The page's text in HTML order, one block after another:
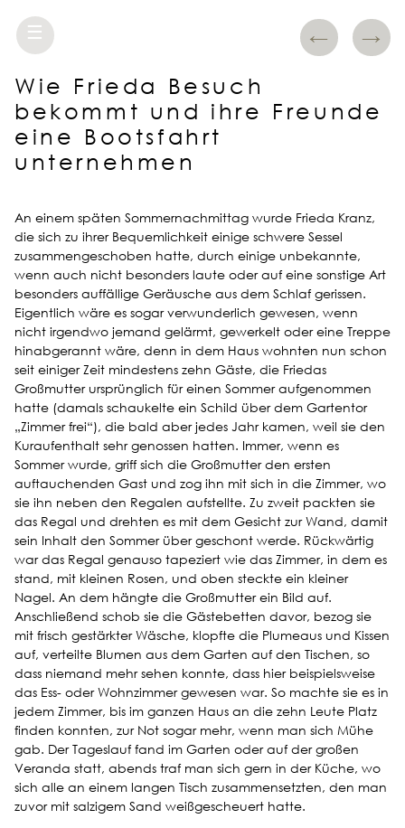
☰ ← →
Wie Frieda Besuch
bekommt und ihre Freunde
eine Bootsfahrt
unternehmen
An einem späten Sommernachmittag wurde Frieda Kranz,
die sich zu ihrer Bequemlichkeit einige schwere Sessel
zusammengeschoben hatte, durch einige unbekannte,
wenn auch nicht besonders laute oder auf eine sonstige Art
besonders auffällige Geräusche aus dem Schlaf gerissen.
Eigentlich wäre es sogar verwunderlich gewesen, wenn
nicht irgendwo jemand gelärmt, gewerkelt oder eine Treppe
hinabgerannt wäre, denn in dem Haus wohnten nun schon
seit einiger Zeit mindestens zehn Gäste, die Friedas
Großmutter ursprünglich für einen Sommer aufgenommen
hatte (damals schaukelte ein Schild über dem Gartentor
„Zimmer frei“), die bald aber jedes Jahr kamen, weil sie den
Kuraufenthalt sehr genossen hatten. Immer, wenn es
Sommer wurde, griff sich die Großmutter den ersten
auftauchenden Gast und zog ihn mit sich in die Zimmer, wo
sie ihn neben den Regalen aufstellte. Zu zweit packten sie
das Regal und drehten es mit dem Gesicht zur Wand, damit
sein Inhalt den Sommer über geschont werde. Rückwärtig
war das Regal genauso tapeziert wie das Zimmer, in dem es
stand, mit kleinen Rosen, und oben steckte ein kleiner
Nagel. An dem hängte die Großmutter ein Bild auf.
Anschließend schob sie die Gästebetten davor, bezog sie
mit frisch gestärkter Wäsche, klopfte die Plumeaus und Kissen
auf, verteilte Blumen aus dem Garten auf den Tischen, so
dass niemand mehr sehen konnte, dass hier beispielsweise
das Ess- oder Wohnzimmer gewesen war. So machte sie es in
jedem Zimmer, bis im ganzen Haus an die zehn Leute Platz
finden konnten, zur Not sogar mehr, wenn man sich Mühe
gab. Der Tageslauf fand im Garten oder auf der großen
Veranda statt, abends traf man sich gern in der Küche, wo
sich alle an einem langen Tisch zusammensetzten, den man
zuvor mit salzigem Sand weißgescheuert hatte.